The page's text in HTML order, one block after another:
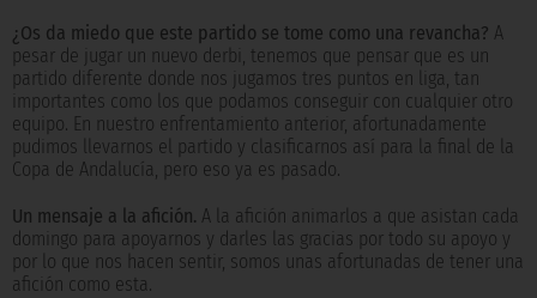
¿Os da miedo que este partido se tome como una revancha? A
pesar de jugar un nuevo derbi, tenemos que pensar que es un
partido diferente donde nos jugamos tres puntos en liga, tan
importantes como los que podamos conseguir con cualquier otro
equipo. En nuestro enfrentamiento anterior, afortunadamente
pudimos llevarnos el partido y clasificarnos así para la final de la
Copa de Andalucía, pero eso ya es pasado.
Un mensaje a la afición. A la afición animarlos a que asistan cada
domingo para apoyarnos y darles las gracias por todo su apoyo y
por lo que nos hacen sentir, somos unas afortunadas de tener una
afición como esta.